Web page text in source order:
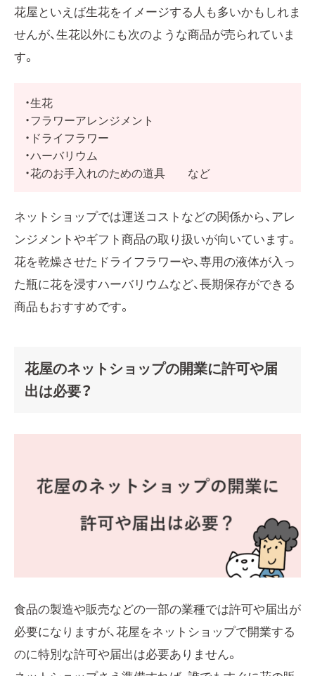
花屋といえば生花をイメージする人も多いかもしれま
せんが、生花以外にも次のような商品が売られていま
す。
・生花
・フラワーアレンジメント
・ドライフラワー
・ハーバリウム
・花のお手入れのための道具 など
ネットショップでは運送コストなどの関係から、アレ
ンジメントやギフト商品の取り扱いが向いています。
花を乾燥させたドライフラワーや、専用の液体が入っ
た瓶に花を浸すハーバリウムなど、長期保存ができる
商品もおすすめです。
花屋のネットショップの開業に許可や届
出は必要？
食品の製造や販売などの一部の業種では許可や届出が
必要になりますが、花屋をネットショップで開業する
のに特別な許可や届出は必要ありません。